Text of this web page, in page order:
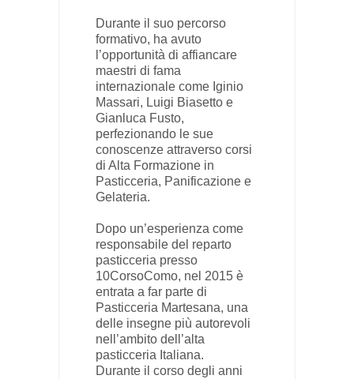
Durante il suo percorso
formativo, ha avuto
l’opportunità di affiancare
maestri di fama
internazionale come Iginio
Massari, Luigi Biasetto e
Gianluca Fusto,
perfezionando le sue
conoscenze attraverso corsi
di Alta Formazione in
Pasticceria, Panificazione e
Gelateria.
Dopo un’esperienza come
responsabile del reparto
pasticceria presso
10CorsoComo, nel 2015 è
entrata a far parte di
Pasticceria Martesana, una
delle insegne più autorevoli
nell’ambito dell’alta
pasticceria Italiana.
Durante il corso degli anni